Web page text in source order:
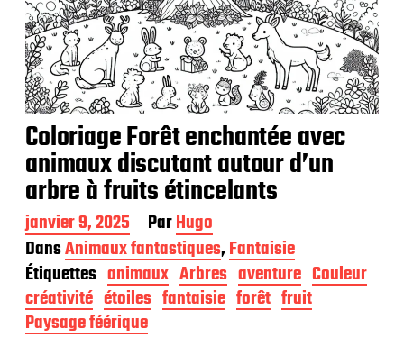
Coloriage Forêt enchantée avec
animaux discutant autour d’un
arbre à fruits étincelants
D
a
t
e
d
e
p
janvier 9, 2025 ParHugo
DansAnimaux fantastiques,Fantaisie
Étiquettes animaux Arbres aventure Couleur
créativité étoiles fantaisie forêt fruit
Paysage féérique